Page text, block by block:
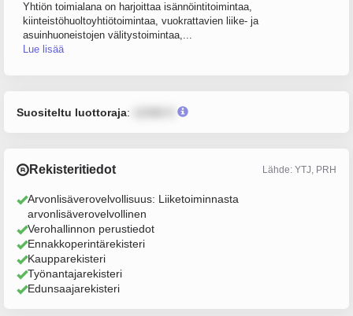
Yhtiön toimialana on harjoittaa isännöintitoimintaa,
kiinteistöhuoltoyhtiötoimintaa, vuokrattavien liike- ja
asuinhuoneistojen välitystoimintaa,...
Lue lisää
Suositeltu luottoraja:
Rekisteritiedot Lähde: YTJ, PRH
Arvonlisäverovelvollisuus: Liiketoiminnasta
arvonlisäverovelvollinen
Verohallinnon perustiedot
Ennakkoperintärekisteri
Kaupparekisteri
Työnantajarekisteri
Edunsaajarekisteri